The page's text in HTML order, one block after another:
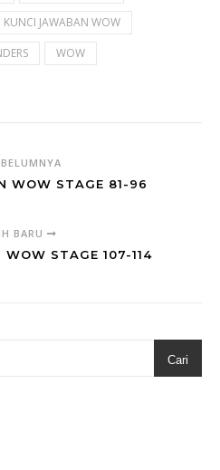
KUNCI JAWABAN WOW
WOW
WOW STAGE 81-96
BARU
STAGE 107-114
Cari